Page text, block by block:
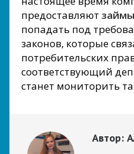
предоставляют
попадать под
законов, которые
потребительских
соответствующий
станет мониторить
Автор: